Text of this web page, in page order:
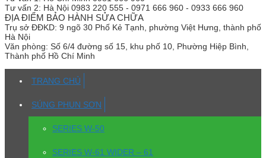
Tư vấn 2: Hà Nội 0983 220 555 - 0971 666 960 - 0933 666 960
ĐỊA ĐIỂM BẢO HÀNH SỬA CHỮA
Trụ sở ĐĐKD: 9 ngõ 30 Phố Kẻ Tạnh, phường Việt Hưng, thành phố
Hà Nội
Văn phòng: Số 6/4 đường số 15, khu phố 10, Phường Hiệp Bình,
Thành phố Hồ Chí Minh
TRANG CHỦ
SÚNG PHUN SƠN
SERIES W-50
SERIES W-61 WIDER – 61